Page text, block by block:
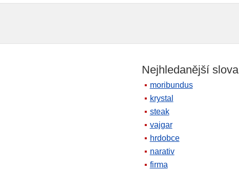
Nejhledanější slova
moribundus
krystal
steak
vajgar
hrdobce
narativ
firma